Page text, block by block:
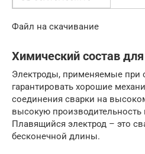
Файл на скачивание
Химический состав
Электроды, применяемые при
гарантировать хорошие
соединения сварки на
высокую производительность
Плавящийся электрод – это
бесконечной длины.